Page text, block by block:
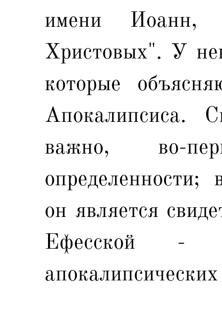
имени Иоанн,
Христовых". У
которые
Апокалипсиса.
важно, во-
он является
Ефесской -